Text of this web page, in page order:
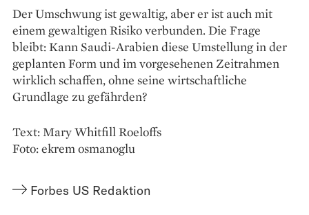
Der Umschwung ist gewaltig, aber er ist auch mit
einem gewaltigen Risiko verbunden. Die Frage
bleibt: Kann Saudi-Arabien diese Umstellung in der
geplanten Form und im vorgesehenen Zeitrahmen
wirklich schaffen, ohne seine wirtschaftliche
Grundlage zu gefährden?
Text: Mary Whitfill Roeloffs
Foto: ekrem osmanoglu
Forbes US Redaktion